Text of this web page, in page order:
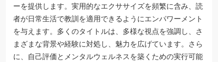
ーを提供します。実用的なエクササイズを頻繁に含み、読
者が日常生活で教訓を適用できるようにエンパワーメント
を与えます。多くのタイトルは、多様な視点を強調し、さ
まざまな背景や経験に対処し、魅力を広げています。さら
に、自己評価とメンタルウェルネスを築くための実行可能